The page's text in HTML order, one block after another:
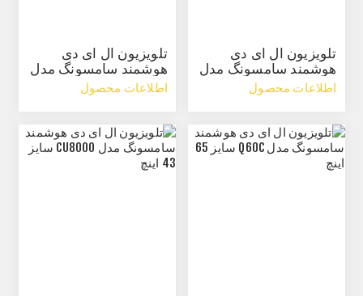
تلویزیون ال ای دی
هوشمند سامسونگ مدل
CU7000 سایز 50 اینچ
اطلاعات محصول
تلویزیون ال ای دی
هوشمند سامسونگ مدل
CU7000 سایز 55 اینچ
اطلاعات محصول